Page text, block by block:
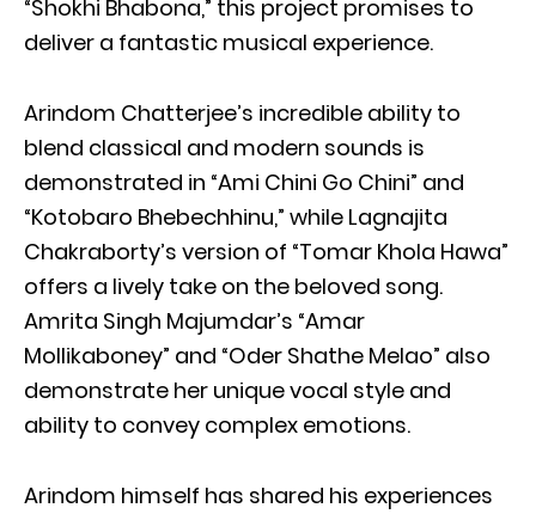
“Shokhi Bhabona,” this project promises to
deliver a fantastic musical experience.
Arindom Chatterjee’s incredible ability to
blend classical and modern sounds is
demonstrated in “Ami Chini Go Chini” and
“Kotobaro Bhebechhinu,” while Lagnajita
Chakraborty’s version of “Tomar Khola Hawa”
offers a lively take on the beloved song.
Amrita Singh Majumdar’s “Amar
Mollikaboney” and “Oder Shathe Melao” also
demonstrate her unique vocal style and
ability to convey complex emotions.
Arindom himself has shared his experiences